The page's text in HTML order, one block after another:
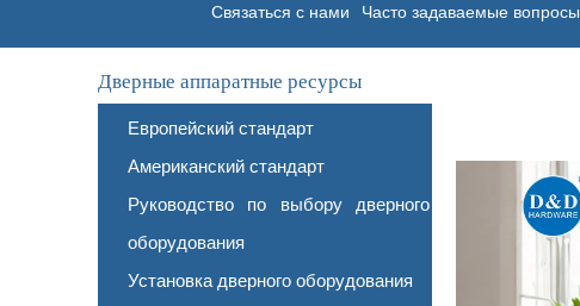
Связаться с нами Часто задаваемые вопросы
Дверные аппаратные ресурсы
Европейский стандарт
Американский стандарт
Руководство по выбору дверного
оборудования
Установка дверного оборудования